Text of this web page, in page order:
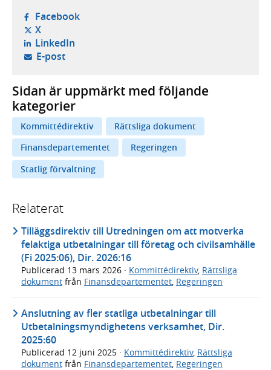
Facebook- öppnas i ny flik, extern webbplats,
X- öppnas i ny flik, extern webbplats,
LinkedIn- öppnas i ny flik, extern webbplats,
E-post- öppnar din e-postklient,
Sidan är uppmärkt med följande
kategorier
Kommittédirektiv
Rättsliga dokument
Finansdepartementet
Regeringen
Statlig förvaltning
Relaterat
Tilläggsdirektiv till Utredningen om att motverka
felaktiga utbetalningar till företag och civilsamhälle
(Fi 2025:06), Dir. 2026:16
Publicerad 13 mars 2026 · Kommittédirektiv, Rättsliga
dokument från Finansdepartementet, Regeringen
Anslutning av fler statliga utbetalningar till
Utbetalningsmyndighetens verksamhet, Dir.
2025:60
Publicerad 12 juni 2025 · Kommittédirektiv, Rättsliga
dokument från Finansdepartementet, Regeringen